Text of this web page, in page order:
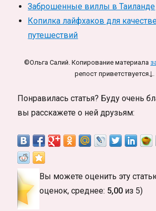
Заброшенные виллы в Таиланде
Копилка лайфхаков для
путешествий
©Ольга Салий. Копирование материала
репост приветствуется↓.
Понравилась статья? Буду очень
вы расскажете о ней друзьям:
Вы можете оценить эту
оценок, среднее: 5,00 из 5)